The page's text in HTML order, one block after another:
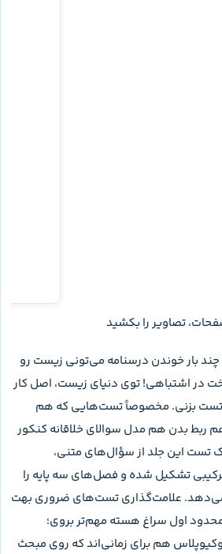
تصاویر را بکشید
بار خوندن درسنامه می‌تونی زیست رو
در اشتباهی! توی دنیای زیست، اصل کار
بزنی. مخصوصاً تست‌هایی که هم
ربط بدن هم مدل سوالای خلاقانه کنکور
تست این جلد از سؤال‌های متنی،
تشکیل شده و فصل‌های سه پایه را
علامت‌گذاری تست‌های ضروری بهت
اول سراغ هسته مهم‌تر بروی؛
هم برای زمانی‌اند که روی مبحث